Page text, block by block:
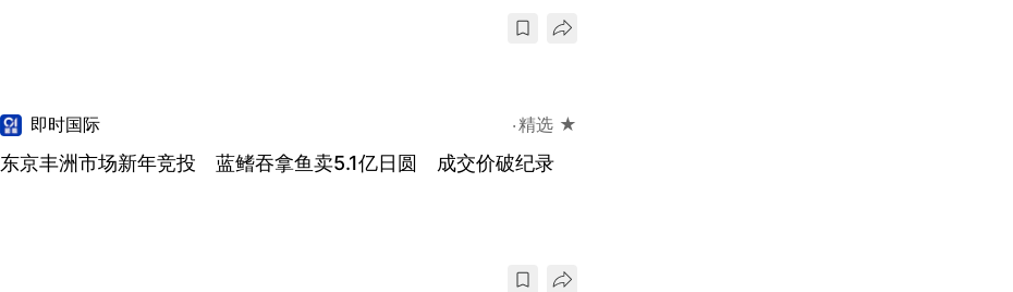
即时国际 精选 ★
东京丰洲市场新年竞投 蓝鳍吞拿鱼卖5.1亿日圆 成交价破纪录